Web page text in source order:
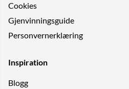
Cookies
Gjenvinningsguide
Personvernerklæring
Inspiration
Blogg